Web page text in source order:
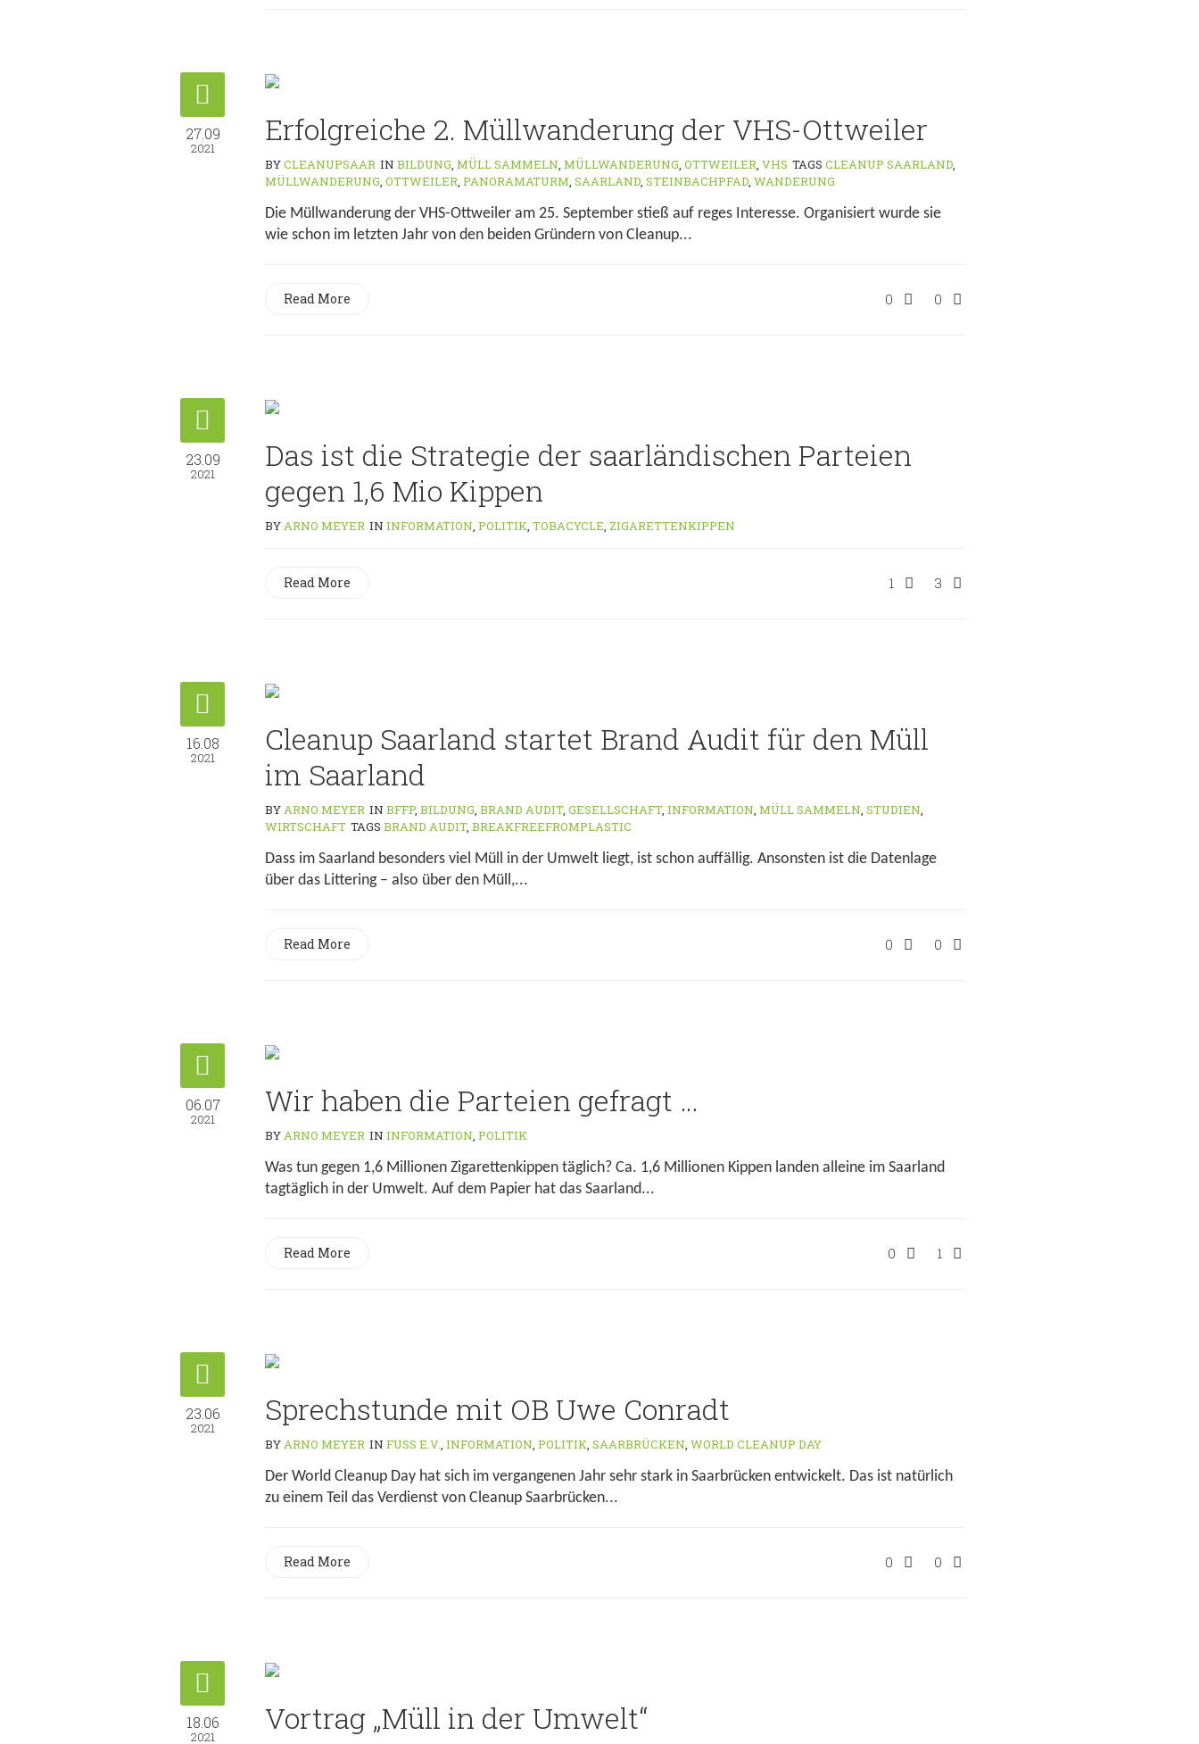
27.09
2021 Erfolgreiche 2. Müllwanderung der VHS-Ottweiler
BYCLEANUPSAAR IN BILDUNG, MÜLL SAMMELN, MÜLLWANDERUNG, OTTWEILER, VHS TAGS CLEANUP SAARLAND,
MÜLLWANDERUNG, OTTWEILER, PANORAMATURM, SAARLAND, STEINBACHPFAD, WANDERUNG
Die Müllwanderung der VHS-Ottweiler am 25. September stieß auf reges Interesse. Organisiert wurde sie
wie schon im letzten Jahr von den beiden Gründern von Cleanup...
0 0
Read More
23.09
2021
Das ist die Strategie der saarländischen Parteien
gegen 1,6 Mio Kippen
BYARNO MEYER IN INFORMATION, POLITIK, TOBACYCLE, ZIGARETTENKIPPEN
1 3
Read More
16.08
2021
Cleanup Saarland startet Brand Audit für den Müll
im Saarland
BYARNO MEYER IN BFFP, BILDUNG, BRAND AUDIT, GESELLSCHAFT, INFORMATION, MÜLL SAMMELN, STUDIEN,
WIRTSCHAFT TAGS BRAND AUDIT, BREAKFREEFROMPLASTIC
Dass im Saarland besonders viel Müll in der Umwelt liegt, ist schon auffällig. Ansonsten ist die Datenlage
über das Littering – also über den Müll,...
0 0
Read More
06.07
2021 Wir haben die Parteien gefragt …
BYARNO MEYER IN INFORMATION, POLITIK
Was tun gegen 1,6 Millionen Zigarettenkippen täglich? Ca. 1,6 Millionen Kippen landen alleine im Saarland
tagtäglich in der Umwelt. Auf dem Papier hat das Saarland...
0 1
Read More
23.06
2021 Sprechstunde mit OB Uwe Conradt
BYARNO MEYER IN FUSS E.V., INFORMATION, POLITIK, SAARBRÜCKEN, WORLD CLEANUP DAY
Der World Cleanup Day hat sich im vergangenen Jahr sehr stark in Saarbrücken entwickelt. Das ist natürlich
zu einem Teil das Verdienst von Cleanup Saarbrücken...
0 0
Read More
18.06
2021 Vortrag „Müll in der Umwelt“